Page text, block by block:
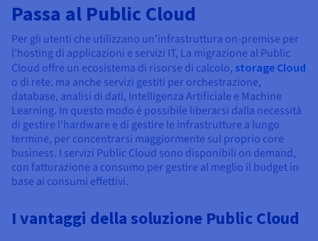
Passa al Public Cloud
Per gli utenti che utilizzano un'infrastruttura on-premise per
l’hosting di applicazioni e servizi IT, La migrazione al Public
Cloud offre un ecosistema di risorse di calcolo, storage Cloud
o di rete. ma anche servizi gestiti per orchestrazione,
database, analisi di dati, Intelligenza Artificiale e Machine
Learning. In questo modo è possibile liberarsi dalla necessità
di gestire l'hardware e di gestire le infrastrutture a lungo
termine, per concentrarsi maggiormente sul proprio core
business. I servizi Public Cloud sono disponibili on demand,
con fatturazione a consumo per gestire al meglio il budget in
base ai consumi effettivi.
I vantaggi della soluzione Public Cloud